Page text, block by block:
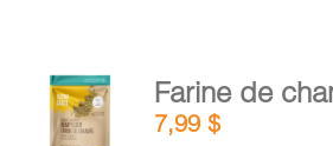
AJOUTER
AU
PANIER
Farine de
7,99$